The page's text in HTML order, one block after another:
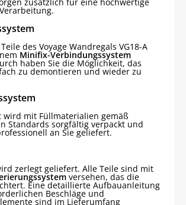
des Voyage Wandregals VG18-A
Minifix-Verbindungssystem
haben Sie die Möglichkeit, das
zu demontieren und wieder zu
wird mit Füllmaterialien gemäß
Standards sorgfältig verpackt und
an Sie geliefert.
zerlegt geliefert. Alle Teile sind mit
versehen, das die
Eine detaillierte Aufbauanleitung
Beschläge und
sind im Lieferumfang